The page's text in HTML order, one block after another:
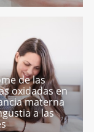
de las
oxidadas en
materna
a las